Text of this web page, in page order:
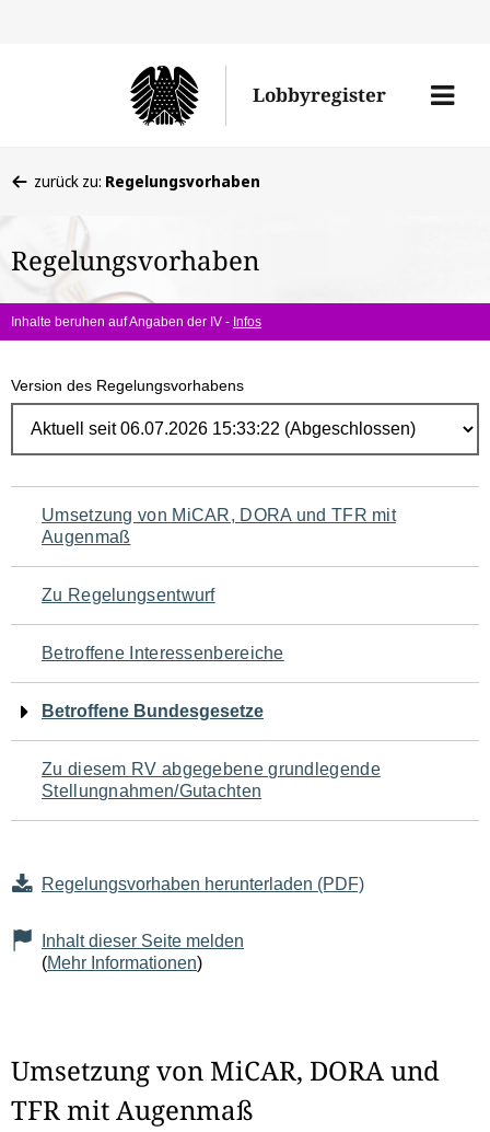
Lobbyregister
Menü
befinden
hier:
zurück zu: Regelungsvorhaben
Regelungsvorhaben
Inhalte beruhen auf Angaben der IV - Infos
Version des Regelungsvorhabens
Navigation
für
den
Seiteninhalt
Umsetzung von MiCAR, DORA und TFR mit
Augenmaß
Zu Regelungsentwurf
Betroffene Interessenbereiche
Betroffene Bundesgesetze
Zu diesem RV abgegebene grundlegende
Stellungnahmen/Gutachten
Regelungsvorhaben herunterladen (PDF)
Inhalt dieser Seite melden
(Mehr Informationen)
Umsetzung von MiCAR, DORA und
TFR mit Augenmaß